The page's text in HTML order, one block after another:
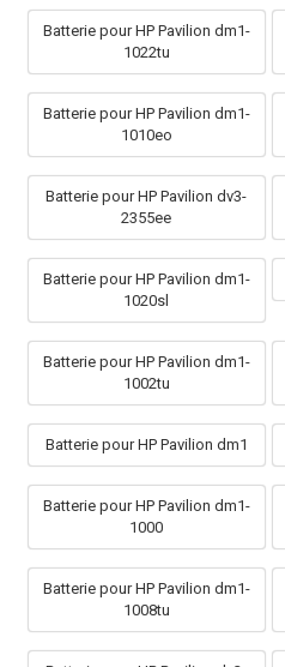
Batterie pour HP Pavilion dm1-
1022tu
Batterie pour HP Pavilion dm1-
1010eo
Batterie pour HP Pavilion dv3-
2355ee
Batterie pour HP Pavilion dm1-
1020sl
Batterie pour HP Pavilion dm1-
1002tu
Batterie pour HP Pavilion dm1
Batterie pour HP Pavilion dm1-
1000
Batterie pour HP Pavilion dm1-
1008tu